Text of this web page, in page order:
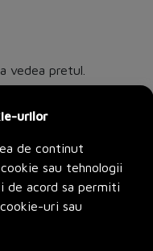
vedea pretul.
Plug straight
urilor
de continut
sau tehnologii
de acord sa permiti
uri sau